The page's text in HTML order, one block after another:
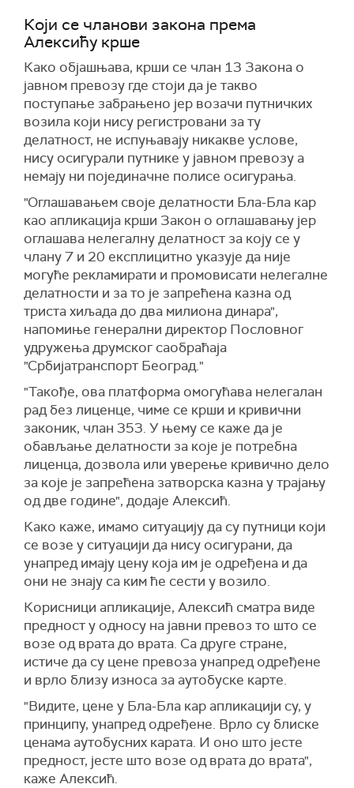
Који се чланови закона према
Алексићу крше
Како објашњава, крши се члан 13 Закона о
јавном превозу где стоји да је такво
поступање забрањено јер возачи путничких
возила који нису регистровани за ту
делатност, не испуњавају никакве услове,
нису осигурали путнике у јавном превозу а
немају ни појединачне полисе осигурања.
"Оглашавањем своје делатности Бла-Бла кар
као апликација крши Закон о оглашавању јер
оглашава нелегалну делатност за коју се у
члану 7 и 20 експлицитно указује да није
могуће рекламирати и промовисати нелегалне
делатности и за то је запрећена казна од
триста хиљада до два милиона динара",
напомиње генерални директор Пословног
удружења друмског саобраћаја
"Србијатранспорт Београд."
"Такође, ова платформа омогућава нелегалан
рад без лиценце, чиме се крши и кривични
законик, члан 353. У њему се каже да је
обављање делатности за које је потребна
лиценца, дозвола или уверење кривично дело
за које је запрећена затворска казна у трајању
од две године", додаје Алексић.
Како каже, имамо ситуацију да су путници који
се возе у ситуацији да нису осигурани, да
унапред имају цену која им је одређена и да
они не знају са ким ће сести у возило.
Корисници апликације, Алексић сматра виде
предност у односу на јавни превоз то што се
возе од врата до врата. Са друге стране,
истиче да су цене превоза унапред одређене
и врло близу износа за аутобуске карте.
"Видите, цене у Бла-Бла кар апликацији су, у
принципу, унапред одређене. Врло су блиске
ценама аутобусних карата. И оно што јесте
предност, јесте што возе од врата до врата",
каже Алексић.